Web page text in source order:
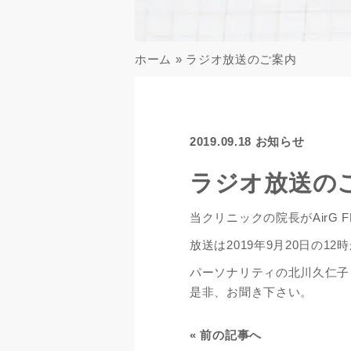
ホーム » ラジオ放送のご案内
2019.09.18 お知らせ
ラジオ放送の
当クリニックの院長がAirG
放送は2019年9月20日の12
パーソナリティの北川久仁
是非、お聞き下さい。
«前の記事へ